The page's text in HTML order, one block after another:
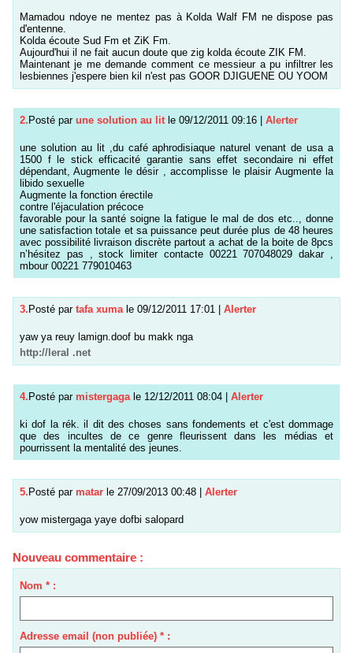
Mamadou ndoye ne mentez pas à Kolda Walf FM ne dispose pas
d'entenne.
Kolda écoute Sud Fm et ZiK Fm.
Aujourd'hui il ne fait aucun doute que zig kolda écoute ZIK FM.
Maintenant je me demande comment ce messieur a pu infiltrer les
lesbiennes j'espere bien kil n'est pas GOOR DJIGUENE OU YOOM
2.Posté par une solution au lit le 09/12/2011 09:16 | Alerter
une solution au lit ,du café aphrodisiaque naturel venant de usa a
1500 f le stick efficacité garantie sans effet secondaire ni effet
dépendant, Augmente le désir , accomplisse le plaisir Augmente la
libido sexuelle
Augmente la fonction érectile
contre l'éjaculation précoce
favorable pour la santé soigne la fatigue le mal de dos etc.., donne
une satisfaction totale et sa puissance peut durée plus de 48 heures
avec possibilité livraison discrète partout a achat de la boite de 8pcs
n’hésitez pas , stock limiter contacte 00221 707048029 dakar ,
mbour 00221 779010463
3. Posté par tafa xuma le 09/12/2011 17:01 Alerter
yaw ya reuy lamign.doof bu makk nga
http://leral .net
4. Posté par mistergaga le 12/12/2011 08:04 Alerter
ki dof la rék. il dit des choses sans fondements et c'est dommage
que des incultes de ce genre fleurissent dans les médias et
pourrissent la mentalité des jeunes.
5. Posté par matar le 27/09/2013 00:48 Alerter
yow mistergaga yaye dofbi salopard
Nouveau commentaire :
Nom * :
Adresse email (non publiée) * :